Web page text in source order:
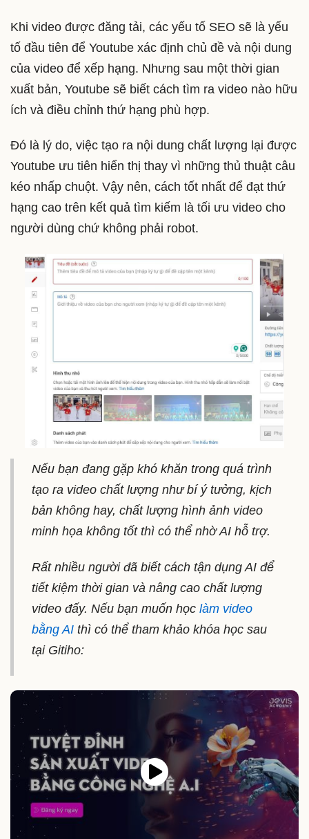
Khi video được đăng tải, các yếu tố SEO sẽ là yếu
tố đầu tiên để Youtube xác định chủ đề và nội dung
của video để xếp hạng. Nhưng sau một thời gian
xuất bản, Youtube sẽ biết cách tìm ra video nào hữu
ích và điều chỉnh thứ hạng phù hợp.
Đó là lý do, việc tạo ra nội dung chất lượng lại được
Youtube ưu tiên hiển thị thay vì những thủ thuật câu
kéo nhấp chuột. Vậy nên, cách tốt nhất để đạt thứ
hạng cao trên kết quả tìm kiếm là tối ưu video cho
người dùng chứ không phải robot.
Nếu bạn đang gặp khó khăn trong quá trình
tạo ra video chất lượng như bí ý tưởng, kịch
bản không hay, chất lượng hình ảnh video
minh họa không tốt thì có thể nhờ AI hỗ trợ.
Rất nhiều người đã biết cách tận dụng AI để
tiết kiệm thời gian và nâng cao chất lượng
video đấy. Nếu bạn muốn học làm video
bằng AIthì có thể tham khảo khóa học sau
tại Gitiho: